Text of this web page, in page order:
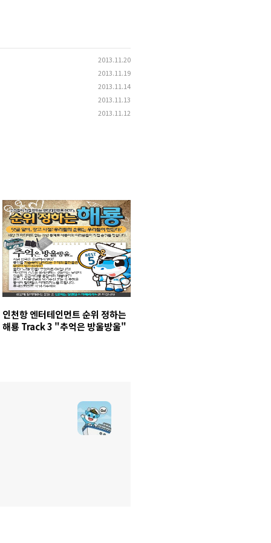
2013.11.20
2013.11.19
2013.11.14
2013.11.13
2013.11.12
인천항 엔터테인먼트 순위 정하는
해룡 Track 3 "추억은 방울방울"